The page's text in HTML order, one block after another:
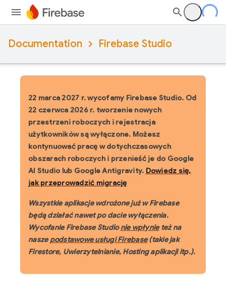
Documentation Firebase Studio
22 marca 2027 r. wycofamy Firebase Studio. Od
22 czerwca 2026 r. tworzenie nowych
przestrzeni roboczych i rejestracja
użytkowników są wyłączone. Możesz
kontynuować pracę w dotychczasowych
obszarach roboczych i przenieść je do Google
AI Studio lub Google Antigravity. Dowiedz się,
jak przeprowadzić migrację
Wszystkie aplikacje wdrożone już w Firebase
będą działać nawet po dacie wyłączenia.
Wycofanie Firebase Studionie wpłynieteż na
nasze podstawowe usługi Firebase(takie jak
Firestore, Uwierzytelnianie, Hosting aplikacji itp.).